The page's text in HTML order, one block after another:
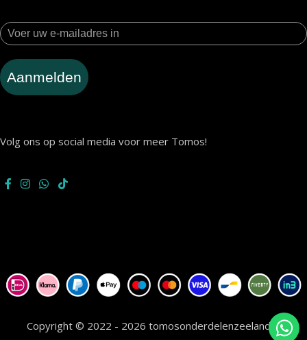
Aanmelden
Volg ons op social media voor meer Tomos!
Copyright © 2022 - 2026 tomosonderdelenzeeland.nl